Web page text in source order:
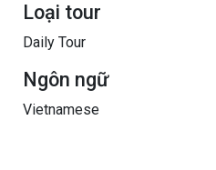
Loại tour
Daily Tour
Ngôn ngữ
Vietnamese